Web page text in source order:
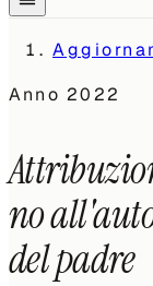
Anno2022
no
del padre